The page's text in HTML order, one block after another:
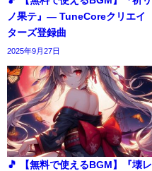
ノ果テ』― TuneCoreクリエイ
ターズ登録曲
2025年9月27日
🎵 【無料で使えるBGM】『壊レ